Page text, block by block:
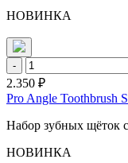
НОВИНКА
-
2.350 ₽
Pro Angle Toothbrush
Набор зубных щёток
НОВИНКА